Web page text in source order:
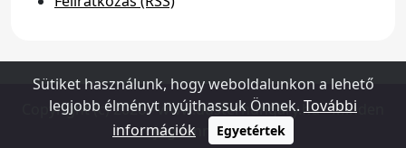
Copyright (c) 2026 - www.dusterhungary.hu - Minden
jog fenntartva
Sütiket használunk, hogy weboldalunkon a lehető
legjobb élményt nyújthassuk Önnek. További
információk
Egyetértek